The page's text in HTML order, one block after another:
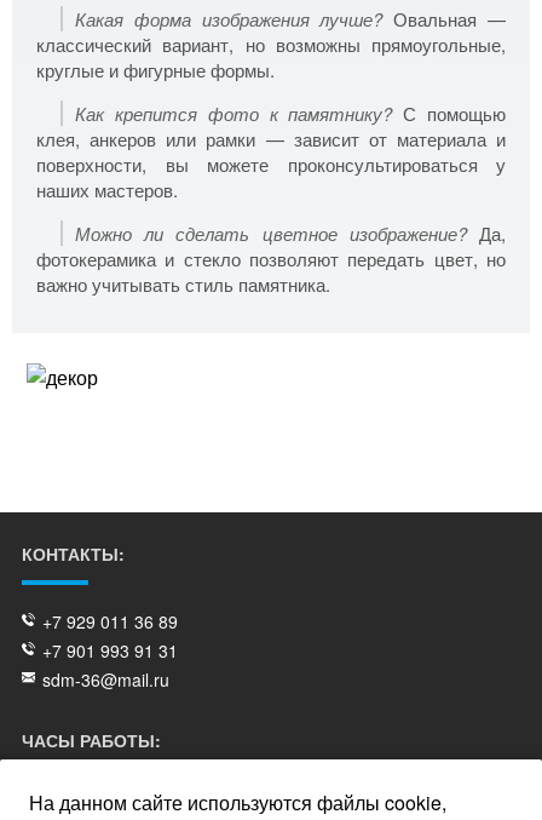
Какая форма изображения лучше?Овальная —
классический вариант, но возможны прямоугольные,
круглые и фигурные формы.
Как крепится фото к памятнику?С помощью
клея, анкеров или рамки — зависит от материала и
поверхности, вы можете проконсультироваться у
наших мастеров.
Можно ли сделать цветное изображение?Да,
фотокерамика и стекло позволяют передать цвет, но
важно учитывать стиль памятника.
КОНТАКТЫ:
+7 929 011 36 89
+7 901 993 91 31
sdm-36@mail.ru
ЧАСЫ РАБОТЫ:
пн - пт: 10.00-18.00
На данном сайте используются файлы cookie,